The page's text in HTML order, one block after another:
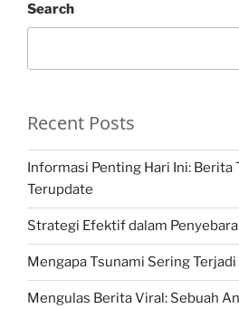
Search
Recent Posts
Informasi Penting Hari Ini: Berita
Terupdate
Strategi Efektif dalam
Mengapa Tsunami Sering
Mengulas Berita Viral: Sebuah